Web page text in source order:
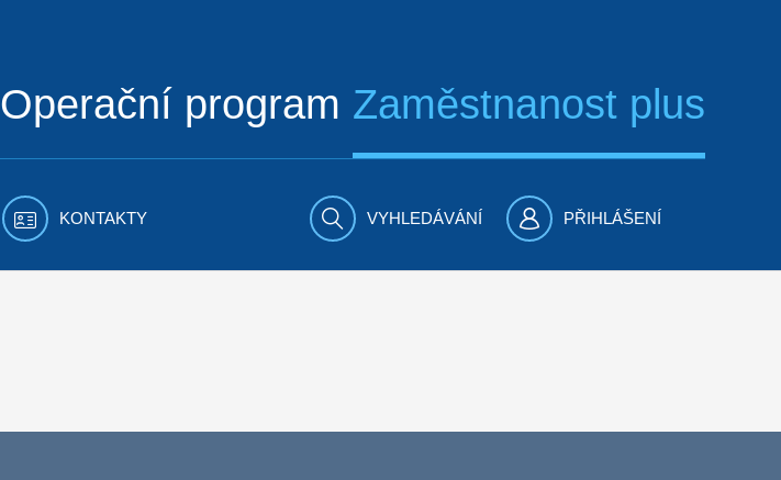
Operační program Zaměstnanost plus
KONTAKTY VYHLEDÁVÁNÍ PŘIHLÁŠENÍ